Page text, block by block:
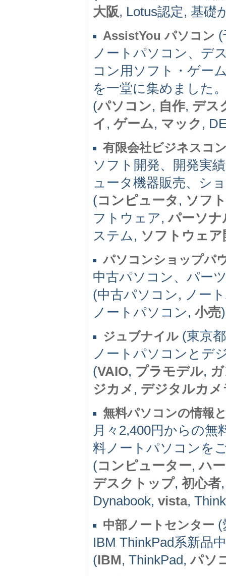
大阪, Lotus認定, 基礎
AssistYou パソコン (
ノートパソコン、デ
コン用ソフト・ゲー
を一堂に集めました
(パソコン, 自作, デス
イ , ゲーム, マック ,
有限会社ビジネスコ
ソフト開発、開発実
ュータ機器販売、シ
(コンピュータ , ソフ
フトウェア,パーソナ
ステム, ソフトウェア
パソコンショップパ
中古パソコン、パー
(中古パソコン, ノー
ノートパソコン, 小売)
ジュブナイル (東京
ノートパソコンとデ
(VAIO, プラモデル,
ジカメ , デジタルカメ
無料パソコンの情報
月々2,400円からの
料ノートパソコンを
(コンピューター,ハ
デスクトップ, 初心者
Dynabook, vista,
中部ノートセンター (
IBM ThinkPad系新品
(IBM, ThinkPad,パソ